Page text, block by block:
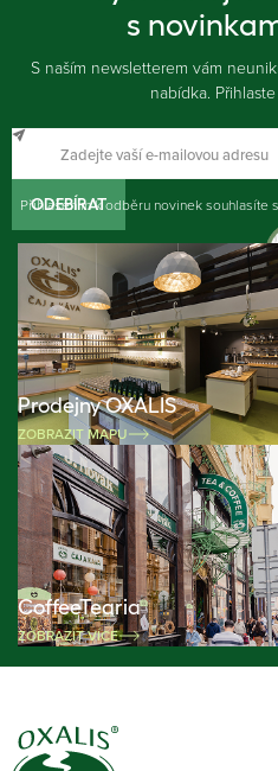
s
S naším newsletterem vám
nabídka.
ODEBÍRAT
Přihlášením k odběru novinek souhlasíte s
Prodejny OXALIS
ZOBRAZIT MAPU
CoffeeTearia
ZOBRAZIT VÍCE